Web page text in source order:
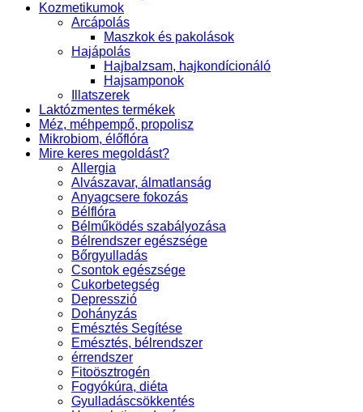
Kozmetikumok
Arcápolás
Maszkok és pakolások
Hajápolás
Hajbalzsam, hajkondícionáló
Hajsamponok
Illatszerek
Laktózmentes termékek
Méz, méhpempő, propolisz
Mikrobiom, élőflóra
Mire keres megoldást?
Allergia
Alvászavar, álmatlanság
Anyagcsere fokozás
Bélflóra
Bélműködés szabályozása
Bélrendszer egészsége
Bőrgyulladás
Csontok egészsége
Cukorbetegség
Depresszió
Dohányzás
Emésztés Segítése
Emésztés, bélrendszer
érrendszer
Fitoösztrogén
Fogyókúra, diéta
Gyulladáscsökkentés